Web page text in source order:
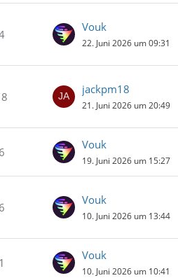
Vouk
22. Juni 2026 um 09:31
jackpm18
21. Juni 2026 um 20:49
6
Vouk
19. Juni 2026 um 15:27
6
Vouk
10. Juni 2026 um 13:44
1
Vouk
10. Juni 2026 um 10:41